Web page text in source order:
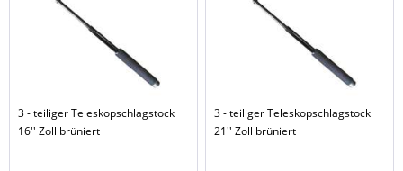
3 - teiliger Teleskopschlagstock
16'' Zoll brüniert
3 - teiliger Teleskopschlagstock
21'' Zoll brüniert